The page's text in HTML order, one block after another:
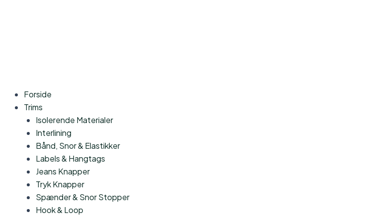
Forside
Trims
Isolerende Materialer
Interlining
Bånd, Snor & Elastikker
Labels & Hangtags
Jeans Knapper
Tryk Knapper
Spænder & Snor Stopper
Hook & Loop